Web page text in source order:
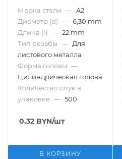
Марка стали — A2
Диаметр (d) — 6,30 mm
Длина (l) — 22 mm
Тип резьбы — Для
листового металла
Форма головы —
Цилиндрическая голова
Количество штук в
упаковке — 500
0.32 BYN/шт
В КОРЗИНУ